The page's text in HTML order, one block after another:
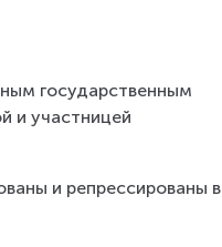
государственным
и участницей
и репрессированы в